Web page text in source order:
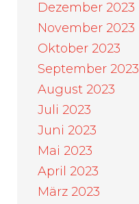
Dezember 2023
November 2023
Oktober 2023
September 2023
August 2023
Juli 2023
Juni 2023
Mai 2023
April 2023
März 2023